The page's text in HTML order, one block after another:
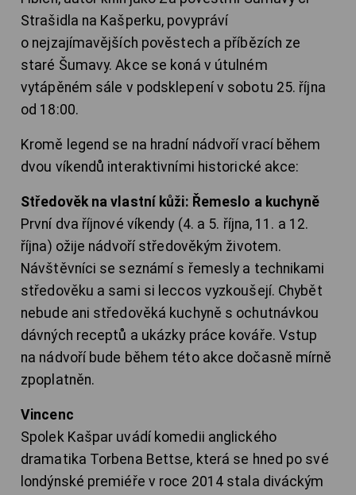
Strašidla na Kašperku, povypráví
o nejzajímavějších pověstech a příbězích ze
staré Šumavy. Akce se koná v útulném
vytápěném sále v podsklepení v sobotu 25. října
od 18:00.
Kromě legend se na hradní nádvoří vrací během
dvou víkendů interaktivními historické akce:
Středověk na vlastní kůži: Řemeslo a kuchyně
První dva říjnové víkendy (4. a 5. října, 11. a 12.
října) ožije nádvoří středověkým životem.
Návštěvníci se seznámí s řemesly a technikami
středověku a sami si leccos vyzkoušejí. Chybět
nebude ani středověká kuchyně s ochutnávkou
dávných receptů a ukázky práce kováře. Vstup
na nádvoří bude během této akce dočasně mírně
zpoplatněn.
Vincenc
Spolek Kašpar uvádí komedii anglického
dramatika Torbena Bettse, která se hned po své
londýnské premiéře v roce 2014 stala diváckým